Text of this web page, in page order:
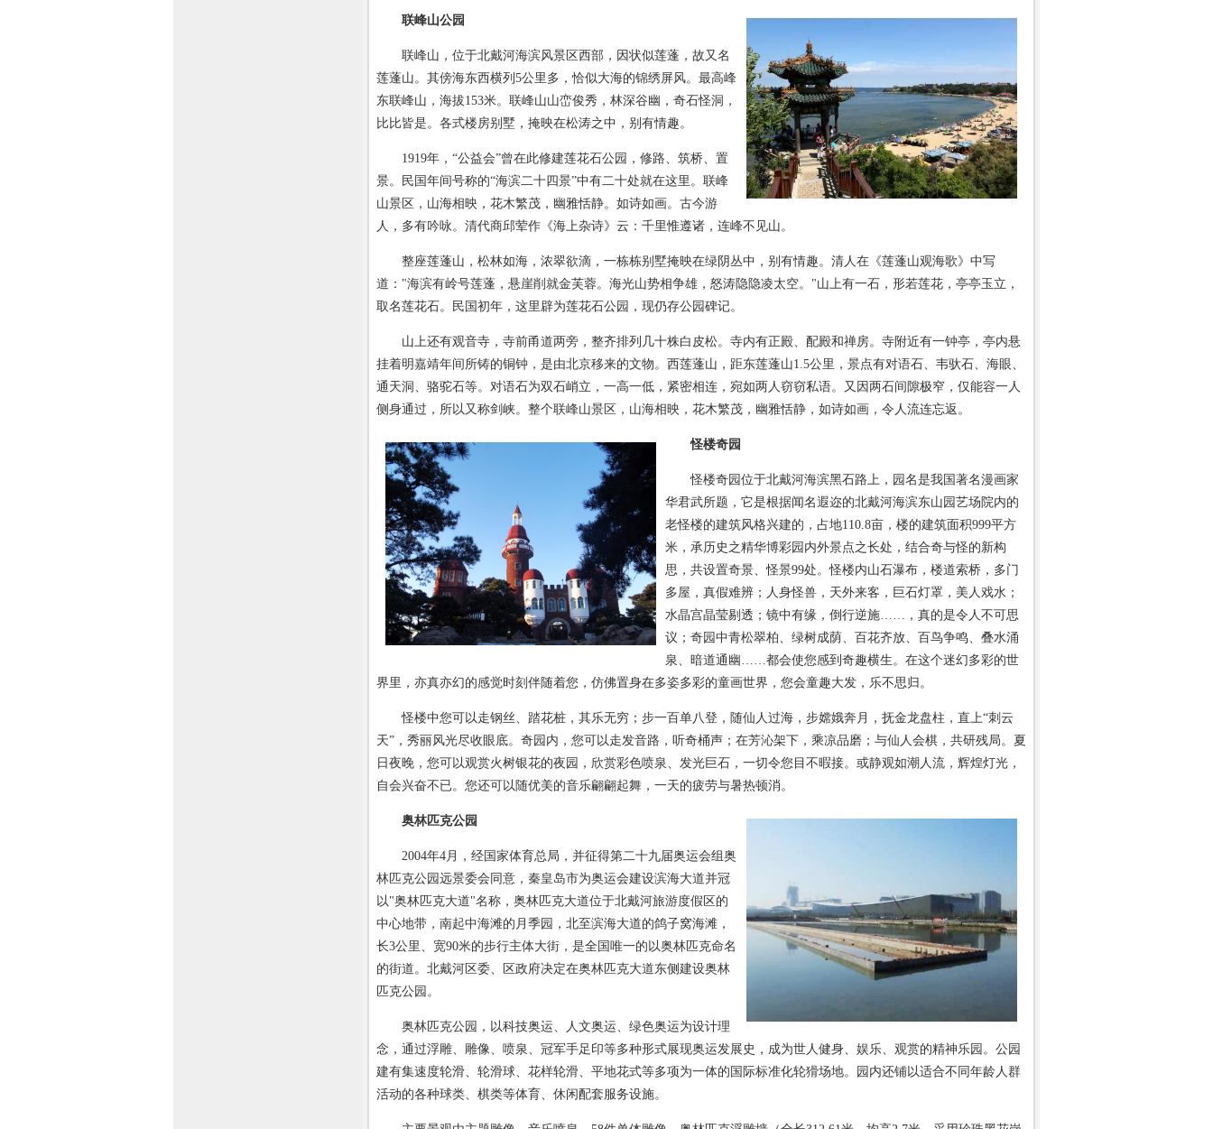
联峰山公园
联峰山，位于北戴河海滨风景区西部，因状似莲蓬，故又名
莲蓬山。其傍海东西横列5公里多，恰似大海的锦绣屏风。最高峰
东联峰山，海拔153米。联峰山山峦俊秀，林深谷幽，奇石怪洞，
比比皆是。各式楼房别墅，掩映在松涛之中，别有情趣。
1919年，“公益会”曾在此修建莲花石公园，修路、筑桥、置
景。民国年间号称的“海滨二十四景”中有二十处就在这里。联峰
山景区，山海相映，花木繁茂，幽雅恬静。如诗如画。古今游
人，多有吟咏。清代商邱荤作《海上杂诗》云：千里惟遵诸，连峰不见山。
整座莲蓬山，松林如海，浓翠欲滴，一栋栋别墅掩映在绿阴丛中，别有情趣。清人在《莲蓬山观海歌》中写
道："海滨有岭号莲蓬，悬崖削就金芙蓉。海光山势相争雄，怒涛隐隐凌太空。"山上有一石，形若莲花，亭亭玉立，
取名莲花石。民国初年，这里辟为莲花石公园，现仍存公园碑记。
山上还有观音寺，寺前甬道两旁，整齐排列几十株白皮松。寺内有正殿、配殿和禅房。寺附近有一钟亭，亭内悬
挂着明嘉靖年间所铸的铜钟，是由北京移来的文物。西莲蓬山，距东莲蓬山1.5公里，景点有对语石、韦驮石、海眼、
通天洞、骆驼石等。对语石为双石峭立，一高一低，紧密相连，宛如两人窃窃私语。又因两石间隙极窄，仅能容一人
侧身通过，所以又称剑峡。整个联峰山景区，山海相映，花木繁茂，幽雅恬静，如诗如画，令人流连忘返。
怪楼奇园
怪楼奇园位于北戴河海滨黑石路上，园名是我国著名漫画家
华君武所题，它是根据闻名遐迩的北戴河海滨东山园艺场院内的
老怪楼的建筑风格兴建的，占地110.8亩，楼的建筑面积999平方
米，承历史之精华博彩园内外景点之长处，结合奇与怪的新构
思，共设置奇景、怪景99处。怪楼内山石瀑布，楼道索桥，多门
多屋，真假难辨；人身怪兽，天外来客，巨石灯罩，美人戏水；
水晶宫晶莹剔透；镜中有缘，倒行逆施……，真的是令人不可思
议；奇园中青松翠柏、绿树成荫、百花齐放、百鸟争鸣、叠水涌
泉、暗道通幽……都会使您感到奇趣横生。在这个迷幻多彩的世
界里，亦真亦幻的感觉时刻伴随着您，仿佛置身在多姿多彩的童画世界，您会童趣大发，乐不思归。
怪楼中您可以走钢丝、踏花桩，其乐无穷；步一百单八登，随仙人过海，步嫦娥奔月，抚金龙盘柱，直上“刺云
天”，秀丽风光尽收眼底。奇园内，您可以走发音路，听奇桶声；在芳沁架下，乘凉品磨；与仙人会棋，共研残局。夏
日夜晚，您可以观赏火树银花的夜园，欣赏彩色喷泉、发光巨石，一切令您目不暇接。或静观如潮人流，辉煌灯光，
自会兴奋不已。您还可以随优美的音乐翩翩起舞，一天的疲劳与暑热顿消。
奥林匹克公园
2004年4月，经国家体育总局，并征得第二十九届奥运会组奥
林匹克公园远景委会同意，秦皇岛市为奥运会建设滨海大道并冠
以"奥林匹克大道"名称，奥林匹克大道位于北戴河旅游度假区的
中心地带，南起中海滩的月季园，北至滨海大道的鸽子窝海滩，
长3公里、宽90米的步行主体大街，是全国唯一的以奥林匹克命名
的街道。北戴河区委、区政府决定在奥林匹克大道东侧建设奥林
匹克公园。
奥林匹克公园，以科技奥运、人文奥运、绿色奥运为设计理
念，通过浮雕、雕像、喷泉、冠军手足印等多种形式展现奥运发展史，成为世人健身、娱乐、观赏的精神乐园。公园
建有集速度轮滑、轮滑球、花样轮滑、平地花式等多项为一体的国际标准化轮猾场地。园内还铺以适合不同年龄人群
活动的各种球类、棋类等体育、休闲配套服务设施。